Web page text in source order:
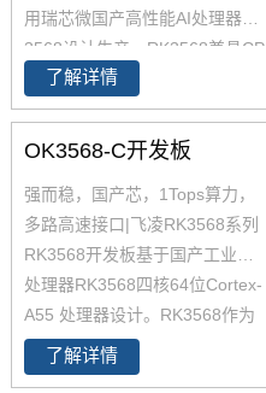
用瑞芯微国产高性能AI处理器RK
3568设计生产，RK3568兼具CP
U、GPU、NPU、VPU于一身，
RK3568 性能、性价比在同类产
品中具有较高优势，RK3568处
SoC， 飞凌RK3568核心板主要
面向工业互联网、HMI、NVR存
储、车载中控、工业网关等领
域。目前RK3568系列已经批量
稳定出货
了解详情
OK3568-C开发板
强而稳，国产芯，1Tops算力，
多路高速接口|飞凌RK3568系列
RK3568开发板基于国产工业级AI
处理器RK3568四核64位Cortex-
A55 处理器设计。RK3568作为
国产化高性能处理器，瑞芯微RK
3568芯片是一款定位中高端的通
了解详情